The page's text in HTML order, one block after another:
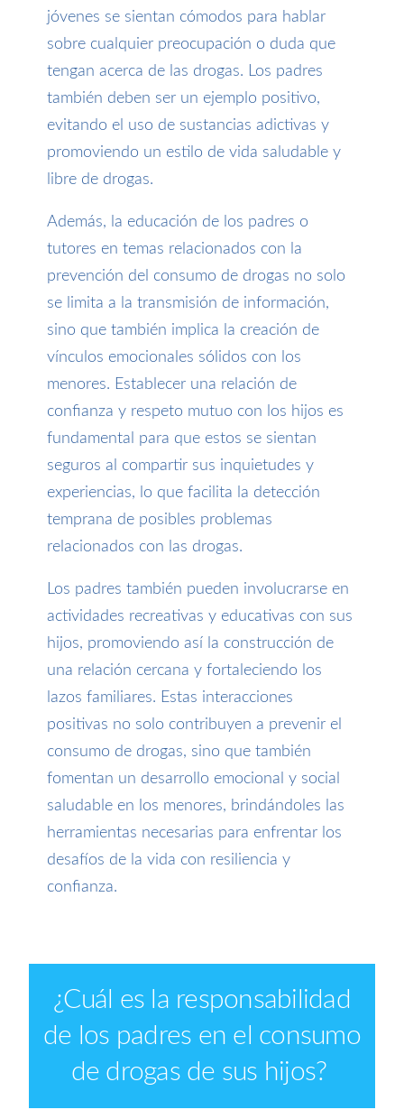
jóvenes se sientan cómodos para hablar
sobre cualquier preocupación o duda que
tengan acerca de las drogas. Los padres
también deben ser un ejemplo positivo,
evitando el uso de sustancias adictivas y
promoviendo un estilo de vida saludable y
libre de drogas.
Además, la educación de los padres o
tutores en temas relacionados con la
prevención del consumo de drogas no solo
se limita a la transmisión de información,
sino que también implica la creación de
vínculos emocionales sólidos con los
menores. Establecer una relación de
confianza y respeto mutuo con los hijos es
fundamental para que estos se sientan
seguros al compartir sus inquietudes y
experiencias, lo que facilita la detección
temprana de posibles problemas
relacionados con las drogas.
Los padres también pueden involucrarse en
actividades recreativas y educativas con sus
hijos, promoviendo así la construcción de
una relación cercana y fortaleciendo los
lazos familiares. Estas interacciones
positivas no solo contribuyen a prevenir el
consumo de drogas, sino que también
fomentan un desarrollo emocional y social
saludable en los menores, brindándoles las
herramientas necesarias para enfrentar los
desafíos de la vida con resiliencia y
confianza.
¿Cuál es la responsabilidad
de los padres en el consumo
de drogas de sus hijos?